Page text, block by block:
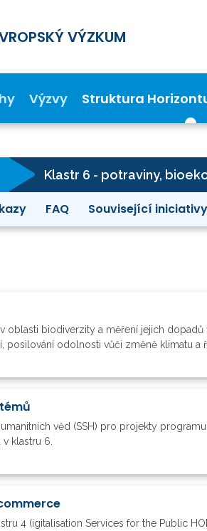
VÝZKUM
Výzvy Struktura
FAQ Související iniciativy
oblasti biodiverzity a měření jejich
odolnosti vůči změně klimatu a
věd (SSH) pro projekty
klastru 6.
4 (igitalisation Services for the Public